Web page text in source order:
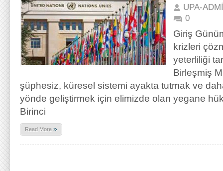
UPA-
0
Giriş
krizleri
yeterliliği
Birleşmiş
şüphesiz, küresel sistemi ayakta tutmak ve
yönde geliştirmek için elimizde olan yegane
Birinci
Read More »